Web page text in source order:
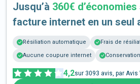
Jusqu’à 360€ d’économies
facture internet en un seul
Résiliation automatique
Frais de
Aucune coupure internet
4,2sur 3093 avis, par Avis